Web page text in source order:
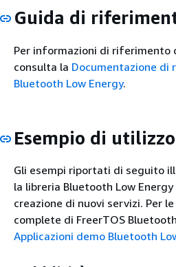
Guida di
Per informazioni di riferimento
consulta la Documentazione di
Bluetooth Low Energy.
Esempio di utilizzo
Gli esempi riportati di seguito
la libreria Bluetooth Low
creazione di nuovi servizi. Per
complete di FreerTOS
Applicazioni demo Bluetooth